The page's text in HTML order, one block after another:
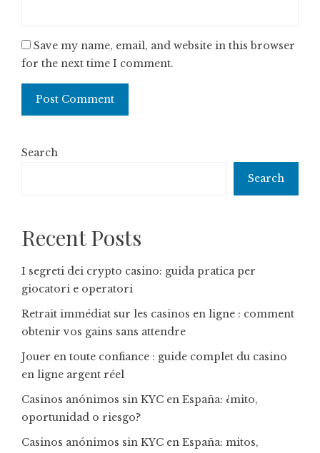
Save my name, email, and website in this browser
for the next time I comment.
Search
Search
Recent Posts
I segreti dei crypto casino: guida pratica per
giocatori e operatori
Retrait immédiat sur les casinos en ligne : comment
obtenir vos gains sans attendre
Jouer en toute confiance : guide complet du casino
en ligne argent réel
Casinos anónimos sin KYC en España: ¿mito,
oportunidad o riesgo?
Casinos anónimos sin KYC en España: mitos,